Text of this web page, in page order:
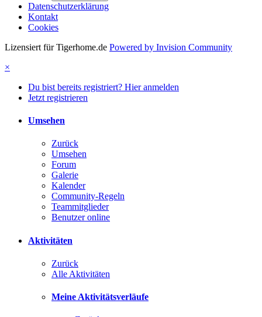
Datenschutzerklärung
Kontakt
Cookies
Lizensiert für Tigerhome.de Powered by Invision Community
×
Du bist bereits registriert? Hier anmelden
Jetzt registrieren
Umsehen
Zurück
Umsehen
Forum
Galerie
Kalender
Community-Regeln
Teammitglieder
Benutzer online
Aktivitäten
Zurück
Alle Aktivitäten
Meine Aktivitätsverläufe